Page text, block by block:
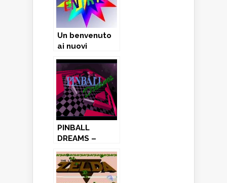
Un benvenuto
ai nuovi
PINBALL
DREAMS –